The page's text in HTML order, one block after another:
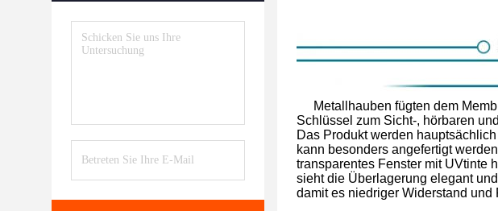
Metallhauben fügten dem
Schlüssel zum Sicht-, hörbaren
Das Produkt werden
kann besonders angefertigt
transparentes Fenster mit UVtinte
sieht die Überlagerung elegant
damit es niedriger Widerstand